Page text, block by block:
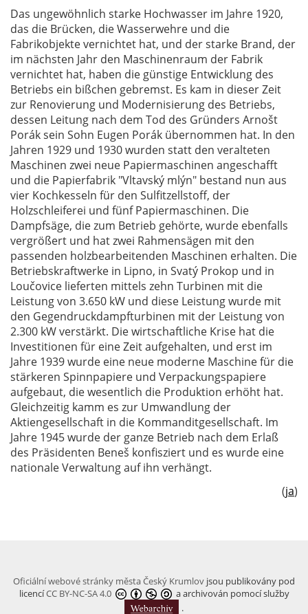
Das ungewöhnlich starke Hochwasser im Jahre 1920,
das die Brücken, die Wasserwehre und die
Fabrikobjekte vernichtet hat, und der starke Brand, der
im nächsten Jahr den Maschinenraum der Fabrik
vernichtet hat, haben die günstige Entwicklung des
Betriebs ein bißchen gebremst. Es kam in dieser Zeit
zur Renovierung und Modernisierung des Betriebs,
dessen Leitung nach dem Tod des Gründers Arnošt
Porák sein Sohn Eugen Porák übernommen hat. In den
Jahren 1929 und 1930 wurden statt den veralteten
Maschinen zwei neue Papiermaschinen angeschafft
und die Papierfabrik "Vltavský mlýn" bestand nun aus
vier Kochkesseln für den Sulfitzellstoff, der
Holzschleiferei und fünf Papiermaschinen. Die
Dampfsäge, die zum Betrieb gehörte, wurde ebenfalls
vergrößert und hat zwei Rahmensägen mit den
passenden holzbearbeitenden Maschinen erhalten. Die
Betriebskraftwerke in Lipno, in Svatý Prokop und in
Loučovice lieferten mittels zehn Turbinen mit die
Leistung von 3.650 kW und diese Leistung wurde mit
den Gegendruckdampfturbinen mit der Leistung von
2.300 kW verstärkt. Die wirtschaftliche Krise hat die
Investitionen für eine Zeit aufgehalten, und erst im
Jahre 1939 wurde eine neue moderne Maschine für die
stärkeren Spinnpapiere und Verpackungspapiere
aufgebaut, die wesentlich die Produktion erhöht hat.
Gleichzeitig kamm es zur Umwandlung der
Aktiengesellschaft in die Kommanditgesellschaft. Im
Jahre 1945 wurde der ganze Betrieb nach dem Erlaß
des Präsidenten Beneš konfisziert und es wurde eine
nationale Verwaltung auf ihn verhängt.
(ja)
Oficiální webové stránky města Český Krumlov jsou publikovány pod
licencíCC BY-NC-SA 4.0
a archivován pomocí služby
.